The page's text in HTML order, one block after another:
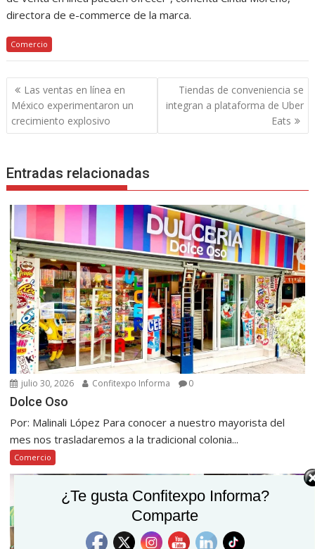
directora de e-commerce de la marca.
Comercio
Navegación
de
entradas
Las ventas en línea en
México experimentaron un
crecimiento explosivo
Tiendas de conveniencia se
integran a plataforma de Uber
Eats
Entradas relacionadas
julio 30, 2026 Confitexpo Informa 0
Dolce Oso
Por: Malinali López Para conocer a nuestro mayorista del
mes nos trasladaremos a la tradicional colonia...
Comercio
¿Te gusta Confitexpo Informa?
Comparte